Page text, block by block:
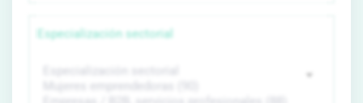
Especialización sectorial